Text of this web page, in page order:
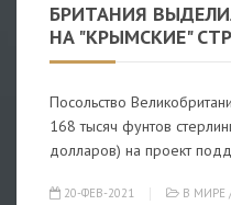
БРИТАНИЯ
НА "КРЫМСКИЕ"
Посольство
168 тысяч фунтов
долларов) на проект
20-ФЕВ-2021 В МИРЕ